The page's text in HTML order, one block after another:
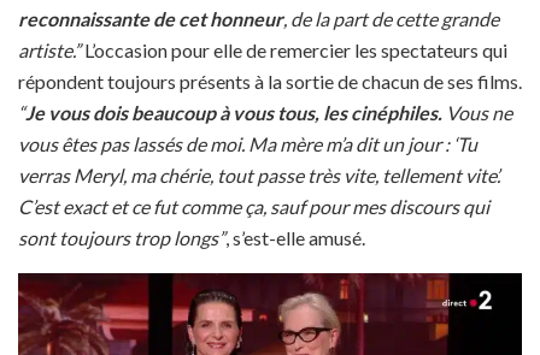
reconnaissante de cet honneur, de la part de cette grande
artiste.”L’occasion pour elle de remercier les spectateurs qui
répondent toujours présents à la sortie de chacun de ses films.
“Je vous dois beaucoup à vous tous, les cinéphiles. Vous ne
vous êtes pas lassés de moi. Ma mère m’a dit un jour : ‘Tu
verras Meryl, ma chérie, tout passe très vite, tellement vite’.
C’est exact et ce fut comme ça, sauf pour mes discours qui
sont toujours trop longs”, s’est-elle amusé.